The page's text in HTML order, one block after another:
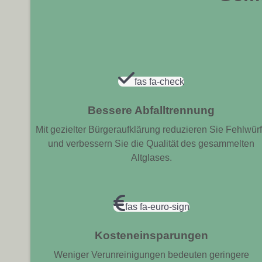
fas fa-check
Bessere Abfalltrennung
Mit gezielter Bürgeraufklärung reduzieren Sie
und verbessern Sie die Qualität des gesammelten
Altglases.
fas fa-euro-sign
Kosteneinsparungen
Weniger Verunreinigungen bedeuten geringere